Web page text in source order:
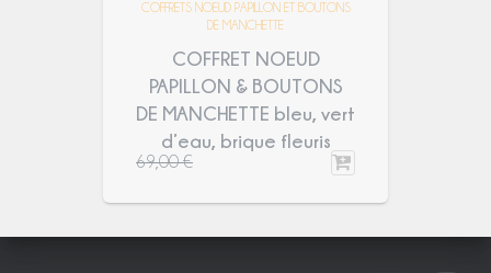
COFFRETS NOEUD PAPILLON ET BOUTONS
DE MANCHETTE
COFFRET NOEUD
PAPILLON & BOUTONS
DE MANCHETTE bleu, vert
d’eau, brique fleuris
69,00€